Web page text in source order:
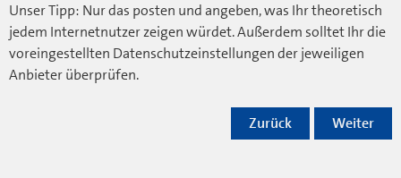
Unser Tipp: Nur das posten und angeben, was Ihr theoretisch
jedem Internetnutzer zeigen würdet. Außerdem solltet Ihr die
voreingestellten Datenschutzeinstellungen der jeweiligen
Anbieter überprüfen.
Weiter
Zurück